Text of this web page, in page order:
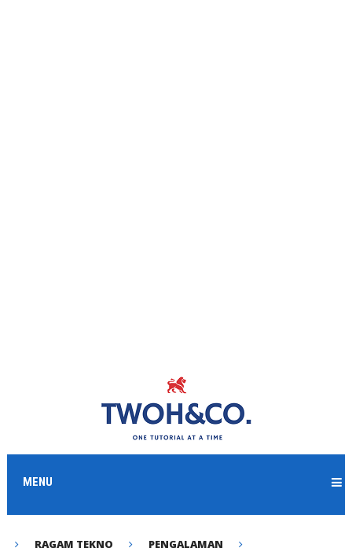
MENU
RAGAM TEKNO
PENGALAMAN